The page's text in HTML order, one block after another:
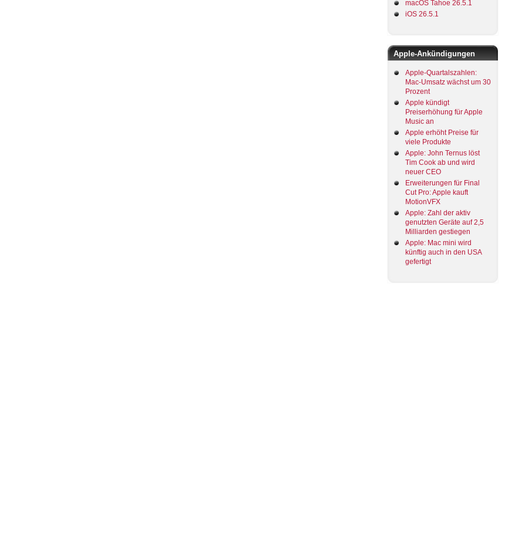
macOS Tahoe 26.5.1
iOS 26.5.1
Apple-Ankündigungen
Apple-Quartalszahlen:
Mac-Umsatz wächst um 30
Prozent
Apple kündigt
Preiserhöhung für Apple
Music an
Apple erhöht Preise für
viele Produkte
Apple: John Ternus löst
Tim Cook ab und wird
neuer CEO
Erweiterungen für Final
Cut Pro: Apple kauft
MotionVFX
Apple: Zahl der aktiv
genutzten Geräte auf 2,5
Milliarden gestiegen
Apple: Mac mini wird
künftig auch in den USA
gefertigt